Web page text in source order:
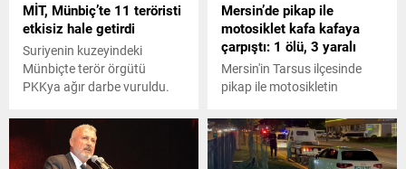
MİT, Münbiç’te 11 teröristi
etkisiz hale getirdi
Suriyenin kuzeyindeki
Münbiçte terör örgütü
PKKya ağır darbe vuruldu.
terörist ve PKK/KCK-
PYD/YPGye ait bir yerleşke
imha edildi.
Mersin’de pikap ile
motosiklet kafa kafaya
çarpıştı: 1 ölü, 3 yaralı
Mersin'in Tarsus ilçesinde
pikap ile motosikletin
öldü, 3 kişi yaralandı.